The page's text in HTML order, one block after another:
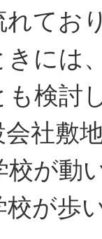
てお
には
検討
会社敷
が動
校が歩